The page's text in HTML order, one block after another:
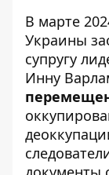
В марте
Украины
супругу
Инну